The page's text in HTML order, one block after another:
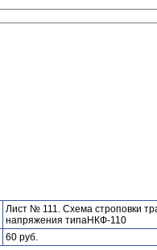
Лист № 111. Схема строповки
напряжения типаНКФ-110
60 руб.